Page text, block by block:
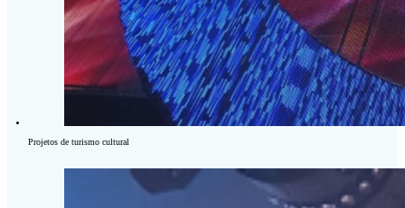
Projetos de turismo cultural